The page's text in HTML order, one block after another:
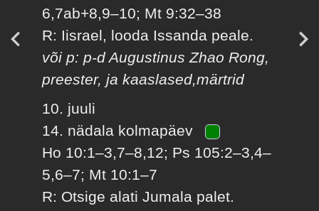
6,7ab+8,9–10; Mt 9:32–38
R: Iisrael, looda Issanda peale.
või p: p-d Augustinus Zhao Rong,
preester, ja kaaslased,märtrid
10. juuli
14. nädala kolmapäev
Ho 10:1–3,7–8,12; Ps 105:2–3,4–
5,6–7; Mt 10:1–7
R: Otsige alati Jumala palet.